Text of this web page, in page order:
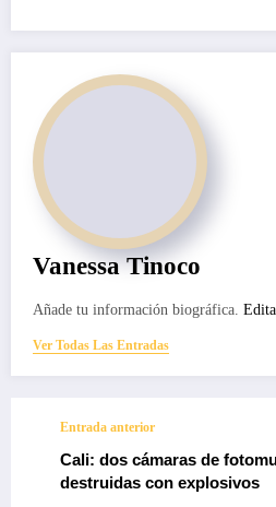
Vanessa Tinoco
Añade tu información biográfica.
Ver Todas Las Entradas
Entrada anterior
Cali: dos cámaras de
destruidas con explosivos